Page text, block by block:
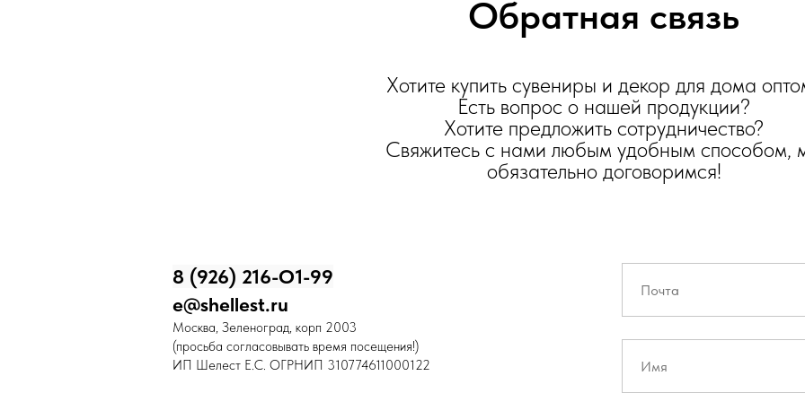
Обратная связь
Хотите купить сувениры и декор для дома
Есть вопрос о нашей продукции?
Хотите предложить сотрудничество?
Свяжитесь с нами любым удобным способом,
обязательно договоримся!
8 (926) 216-О1-99
e@shellest.ru
Москва, Зеленоград, корп 2003
(просьба согласовывать время посещения!)
ИП Шелест Е.С. ОГРНИП 310774611000122